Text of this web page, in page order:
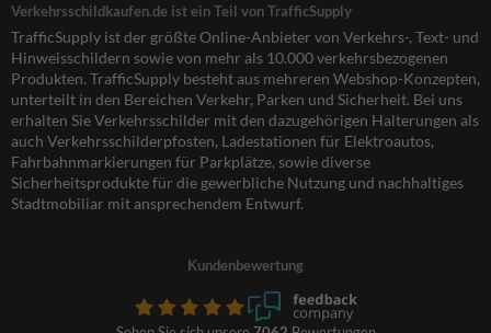
Verkehrsschildkaufen.de ist ein Teil von TrafficSupply
TrafficSupply ist der größte Online-Anbieter von Verkehrs-, Text- und
Hinweisschildern sowie von mehr als 10.000 verkehrsbezogenen
Produkten. TrafficSupply besteht aus mehreren Webshop-Konzepten,
unterteilt in den Bereichen Verkehr, Parken und Sicherheit. Bei uns
erhalten Sie Verkehrsschilder mit den dazugehörigen Halterungen als
auch Verkehrsschilderpfosten, Ladestationen für Elektroautos,
Fahrbahnmarkierungen für Parkplätze, sowie diverse
Sicherheitsprodukte für die gewerbliche Nutzung und nachhaltiges
Stadtmobiliar mit ansprechendem Entwurf.
Kundenbewertung